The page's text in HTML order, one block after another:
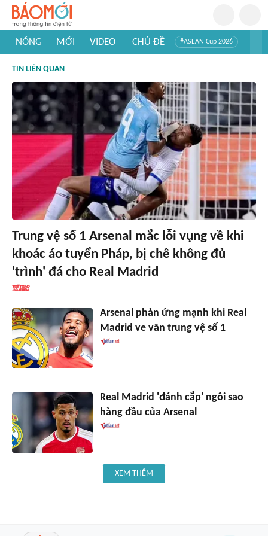
NÓNG MỚI VIDEO CHỦ ĐỀ #ASEAN Cup 2026
#Khám phá thế giới
TIN LIÊN QUAN
Trung vệ số 1 Arsenal mắc lỗi vụng về khi
khoác áo tuyển Pháp, bị chê không đủ
'trình' đá cho Real Madrid
Arsenal phản ứng mạnh khi Real
Madrid ve vãn trung vệ số 1
Real Madrid 'đánh cắp' ngôi sao
hàng đầu của Arsenal
XEM THÊM